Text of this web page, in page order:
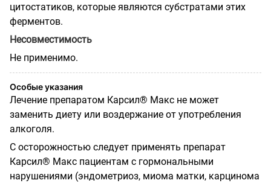
цитостатиков, которые являются субстратами этих
ферментов.
Несовместимость
Не применимо.
Особые указания
Лечение препаратом Карсил® Макс не может
заменить диету или воздержание от употребления
алкоголя.
С осторожностью следует применять препарат
Карсил® Макс пациентам с гормональными
нарушениями (эндометриоз, миома матки, карцинома